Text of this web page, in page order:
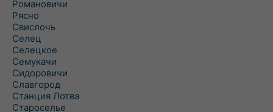
Романовичи
Рясно
Свислочь
Селец
Селецкое
Семукачи
Сидоровичи
Славгород
Станция Лотва
Староселье